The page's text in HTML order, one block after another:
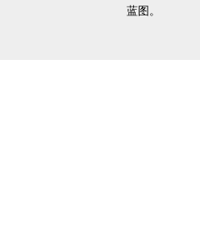
蓝图。